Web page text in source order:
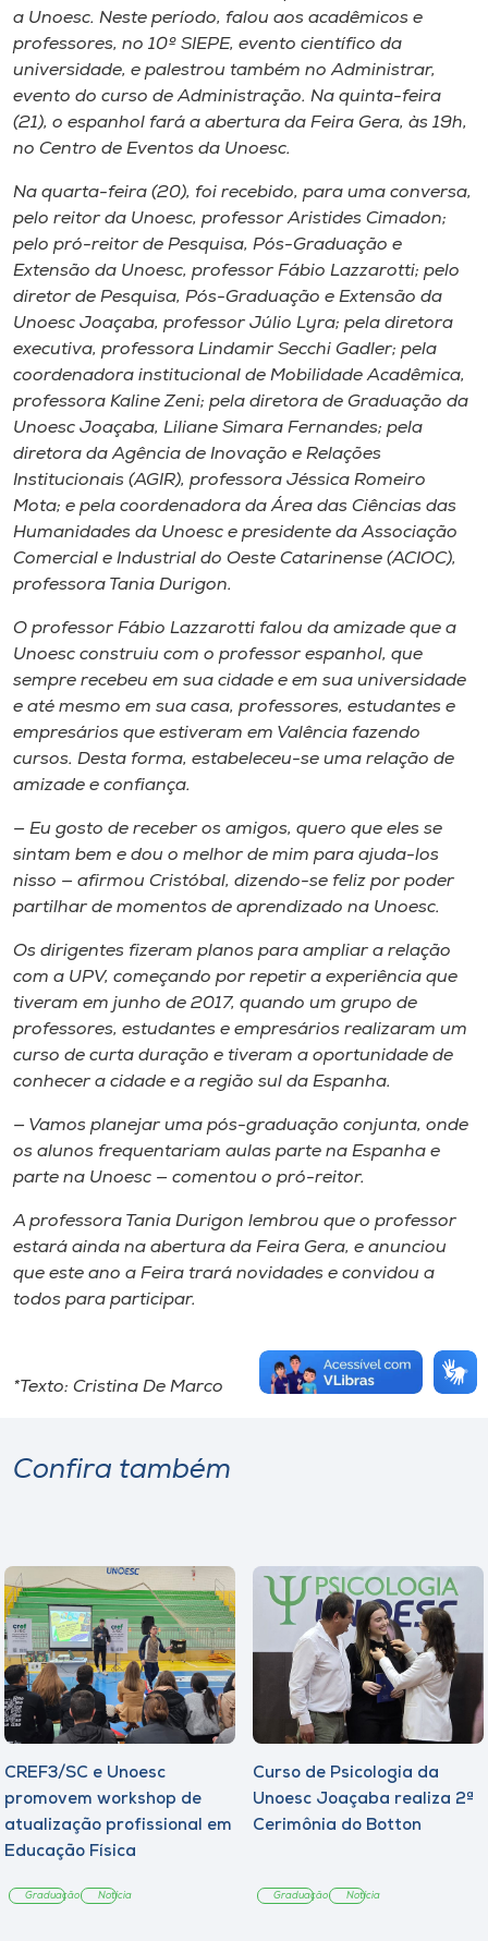
Unoesc
Store
Selecione
o idioma
a Unoesc. Neste período, falou aos acadêmicos e
professores, no 10º SIEPE, evento científico da
universidade, e palestrou também no Administrar,
evento do curso de Administração. Na quinta-feira
(21), o espanhol fará a abertura da Feira Gera, às 19h,
no Centro de Eventos da Unoesc.
Na quarta-feira (20), foi recebido, para uma conversa,
pelo reitor da Unoesc, professor Aristides Cimadon;
pelo pró-reitor de Pesquisa, Pós-Graduação e
Extensão da Unoesc, professor Fábio Lazzarotti; pelo
diretor de Pesquisa, Pós-Graduação e Extensão da
Unoesc Joaçaba, professor Júlio Lyra; pela diretora
executiva, professora Lindamir Secchi Gadler; pela
coordenadora institucional de Mobilidade Acadêmica,
professora Kaline Zeni; pela diretora de Graduação da
Unoesc Joaçaba, Liliane Simara Fernandes; pela
diretora da Agência de Inovação e Relações
Institucionais (AGIR), professora Jéssica Romeiro
Mota; e pela coordenadora da Área das Ciências das
Humanidades da Unoesc e presidente da Associação
Comercial e Industrial do Oeste Catarinense (ACIOC),
professora Tania Durigon.
O professor Fábio Lazzarotti falou da amizade que a
Unoesc construiu com o professor espanhol, que
sempre recebeu em sua cidade e em sua universidade
e até mesmo em sua casa, professores, estudantes e
empresários que estiveram em Valência fazendo
cursos. Desta forma, estabeleceu-se uma relação de
amizade e confiança.
— Eu gosto de receber os amigos, quero que eles se
sintam bem e dou o melhor de mim para ajuda-los
nisso — afirmou Cristóbal, dizendo-se feliz por poder
partilhar de momentos de aprendizado na Unoesc.
Os dirigentes fizeram planos para ampliar a relação
com a UPV, começando por repetir a experiência que
tiveram em junho de 2017, quando um grupo de
professores, estudantes e empresários realizaram um
curso de curta duração e tiveram a oportunidade de
conhecer a cidade e a região sul da Espanha.
— Vamos planejar uma pós-graduação conjunta, onde
os alunos frequentariam aulas parte na Espanha e
parte na Unoesc — comentou o pró-reitor.
A professora Tania Durigon lembrou que o professor
estará ainda na abertura da Feira Gera, e anunciou
que este ano a Feira trará novidades e convidou a
todos para participar.
*Texto: Cristina De Marco
Confira também
CREF3/SC e Unoesc
promovem workshop de
atualização profissional em
Educação Física
Graduação Notícia
Curso de Psicologia da
Unoesc Joaçaba realiza 2ª
Cerimônia do Botton
Graduação Notícia